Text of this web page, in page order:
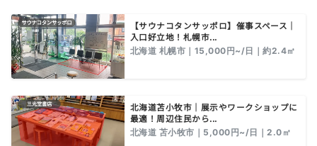
【サウナコタンサッポロ】催事スペース｜
入口好立地！札幌市...
北海道 札幌市｜15,000円~/日｜約2.4㎡
北海道苫小牧市｜展示やワークショップに
最適！周辺住民から...
北海道 苫小牧市｜5,000円~/日｜2.0㎡